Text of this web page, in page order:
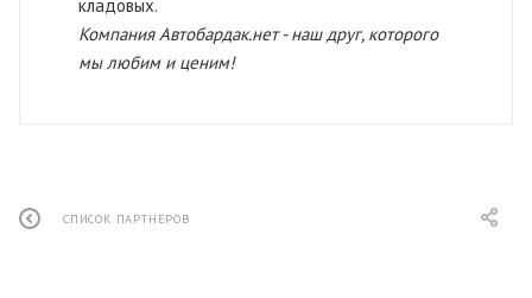
кладовых.
Компания Автобардак.нет - наш друг, которого
мы любим и ценим!
СПИСОК ПАРТНЕРОВ